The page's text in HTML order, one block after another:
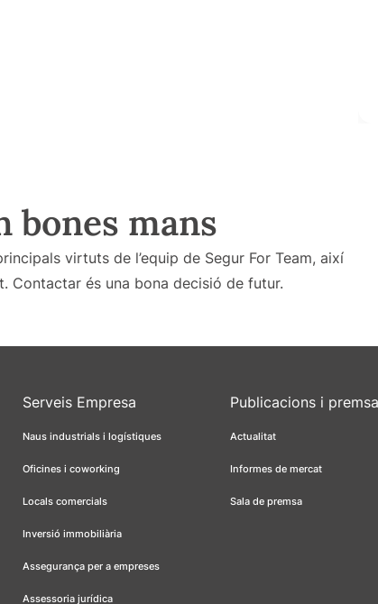
bones mans
virtuts de l’equip de Segur For Team, així
Contactar és una bona decisió de futur.
Serveis Empresa
Naus industrials i logístiques
Oficines i coworking
Locals comercials
Inversió immobiliària
Assegurança per a empreses
Assessoria jurídica
Publicacions i premsa
Actualitat
Informes de mercat
Sala de premsa